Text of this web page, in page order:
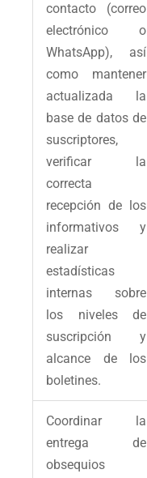
contacto (correo
electrónico o
WhatsApp), así
como mantener
actualizada la
base de datos de
suscriptores,
verificar la
correcta
recepción de los
informativos y
realizar
estadísticas
internas sobre
los niveles de
suscripción y
alcance de los
boletines.
Coordinar la
entrega de
obsequios